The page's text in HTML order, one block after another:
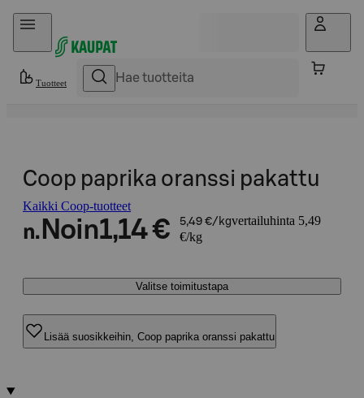
Hyppää sisältöön
Tuotteet
Coop paprika oranssi pakattu
Kaikki Coop-tuotteet
n. Noin1,14 € 5,49 €/kgvertailuhinta 5,49
€/kg
Valitse toimitustapa
Lisää suosikkeihin, Coop paprika oranssi pakattu